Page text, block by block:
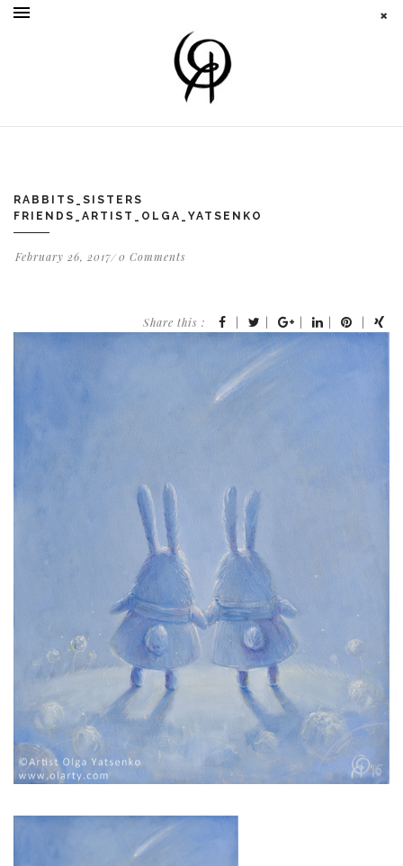
RABBITS_SISTERS
FRIENDS_ARTIST_OLGA_YATSENKO
February 26, 2017 0 Comments
Share this :